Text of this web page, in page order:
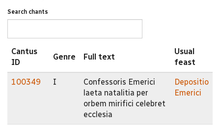
Search chants
Cantus
ID
Genre Full text
Usual
feast
100349 I
Confessoris Emerici
laeta natalitia per
orbem mirifici celebret
ecclesia
Depositio
Emerici